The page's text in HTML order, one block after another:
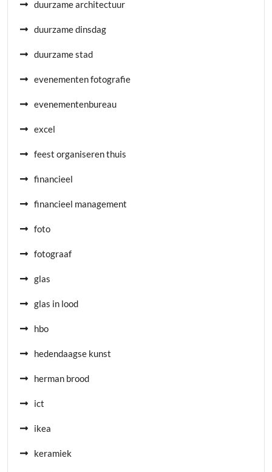
duurzame architectuur
duurzame dinsdag
duurzame stad
evenementen fotografie
evenementenbureau
excel
feest organiseren thuis
financieel
financieel management
foto
fotograaf
glas
glas in lood
hbo
hedendaagse kunst
herman brood
ict
ikea
keramiek